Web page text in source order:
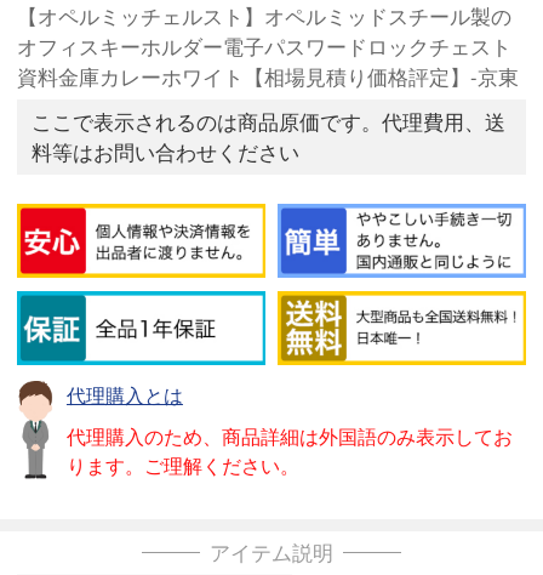
【オペルミッチェルスト】オペルミッドスチール製の
オフィスキーホルダー電子パスワードロックチェスト
資料金庫カレーホワイト【相場見積り価格評定】-京東
ここで表示されるのは商品原価です。代理費用、送
料等はお問い合わせください
代理購入とは
代理購入のため、商品詳細は外国語のみ表示してお
ります。ご理解ください。
アイテム説明